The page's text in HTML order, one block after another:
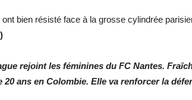
bien résisté face à la grosse cylindrée
rejoint les féminines du FC Nantes.
ans en Colombie. Elle va renforcer la